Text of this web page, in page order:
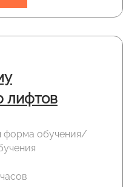
лифтов
форма обучения/